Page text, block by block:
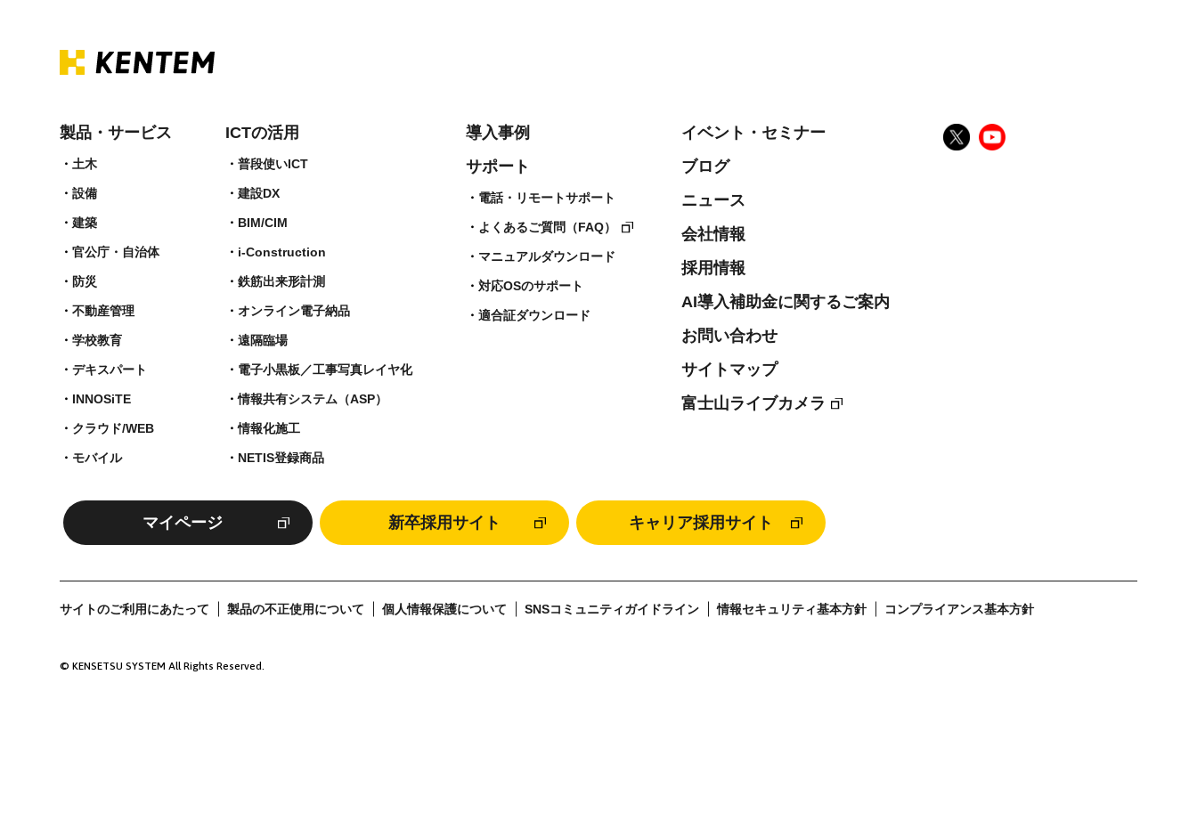
製品・サービス
土木
設備
建築
官公庁・自治体
防災
不動産管理
学校教育
デキスパート
INNOSiTE
クラウド/WEB
モバイル
ICTの活用
普段使いICT
建設DX
BIM/CIM
i-Construction
鉄筋出来形計測​
オンライン電子納品
遠隔臨場
電子小黒板／工事写真レイヤ化
情報共有システム（ASP）
情報化施工
NETIS登録商品
導入事例
サポート
電話・リモートサポート
よくあるご質問（FAQ）
マニュアルダウンロード
対応OSのサポート
適合証ダウンロード
イベント・セミナー
ブログ
ニュース
会社情報
採用情報
AI導入補助金に関するご案内
お問い合わせ
サイトマップ
富士山ライブカメラ
マイページ 新卒採用サイト キャリア採用サイト
サイトのご利用にあたって 製品の不正使用について 個人情報保護について SNSコミュニティガイドライン 情報セキュリティ基本方針 コンプライアンス基本方針
© KENSETSU SYSTEM All Rights Reserved.